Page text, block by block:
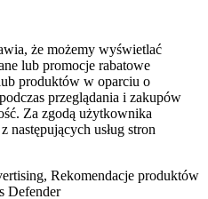
że możemy wyświetlać
lub promocje rabatowe
produktów w oparciu o
przeglądania i zakupów
Za zgodą użytkownika
usług stron
Rekomendacje produktów
Defender